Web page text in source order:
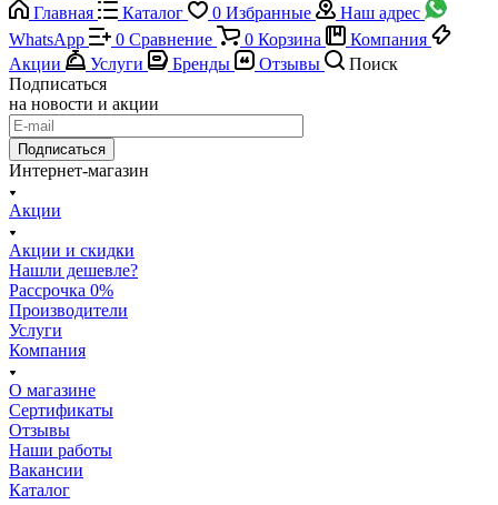
Главная
Каталог 0 Избранные
Наш адрес
WhatsApp
0 Сравнение 0 Корзина
Компания
Акции
Услуги Бренды Отзывы
Поиск
Подписаться
на новости и акции
Подписаться
Интернет-магазин
Акции
Акции и скидки
Нашли дешевле?
Рассрочка 0%
Производители
Услуги
Компания
О магазине
Сертификаты
Отзывы
Наши работы
Вакансии
Каталог